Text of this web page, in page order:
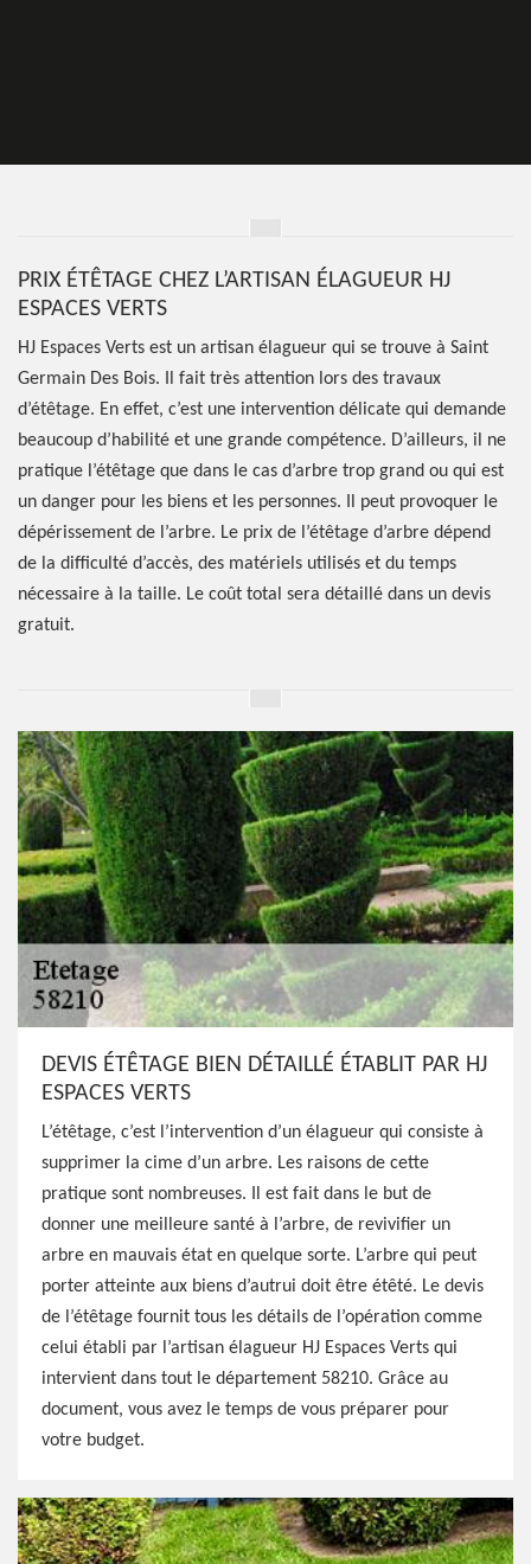
PRIX ÉTÊTAGE CHEZ L’ARTISAN ÉLAGUEUR HJ
ESPACES VERTS
HJ Espaces Verts est un artisan élagueur qui se trouve à Saint
Germain Des Bois. Il fait très attention lors des travaux
d’étêtage. En effet, c’est une intervention délicate qui demande
beaucoup d’habilité et une grande compétence. D’ailleurs, il ne
pratique l’étêtage que dans le cas d’arbre trop grand ou qui est
un danger pour les biens et les personnes. Il peut provoquer le
dépérissement de l’arbre. Le prix de l’étêtage d’arbre dépend
de la difficulté d’accès, des matériels utilisés et du temps
nécessaire à la taille. Le coût total sera détaillé dans un devis
gratuit.
DEVIS ÉTÊTAGE BIEN DÉTAILLÉ ÉTABLIT PAR HJ
ESPACES VERTS
L’étêtage, c’est l’intervention d’un élagueur qui consiste à
supprimer la cime d’un arbre. Les raisons de cette
pratique sont nombreuses. Il est fait dans le but de
donner une meilleure santé à l’arbre, de revivifier un
arbre en mauvais état en quelque sorte. L’arbre qui peut
porter atteinte aux biens d’autrui doit être étêté. Le devis
de l’étêtage fournit tous les détails de l’opération comme
celui établi par l’artisan élagueur HJ Espaces Verts qui
intervient dans tout le département 58210. Grâce au
document, vous avez le temps de vous préparer pour
votre budget.